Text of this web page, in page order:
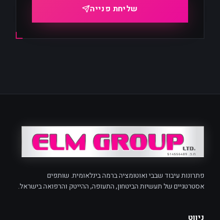
שליחת פנייה
פתרונות עיבוד שבבי ואוטומציה ברמה בינלאומית. שותפים
אסטרטגיים של תעשיות הביטחון, התעופה, ההייטק והרפואה בישראל.
ניווט